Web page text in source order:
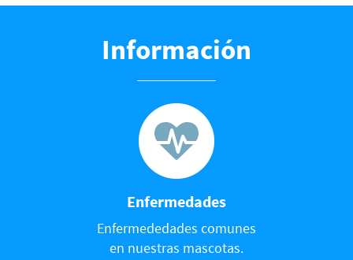
Información
Enfermedades
Enfermededades comunes
en nuestras mascotas.